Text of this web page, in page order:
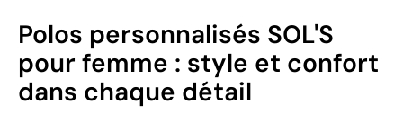
Polos personnalisés SOL'S
pour femme : style et confort
dans chaque détail